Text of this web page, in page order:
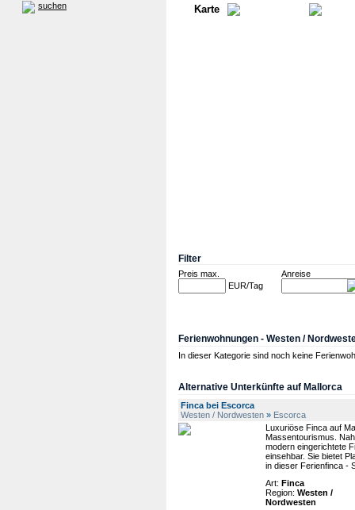
Karte
Filter
Preis max.
EUR/Tag
Anreise
Ferienwohnungen - Westen /
In dieser Kategorie sind noch keine
Alternative Unterkünfte auf Mallorca
Finca bei Escorca
Westen / Nordwesten » Escorca
Luxuriöse Finca auf
Massentourismus.
modern eingerichtete
einsehbar. Sie bietet
in dieser Ferienfinca -
Art: Finca
Region: Westen /
Nordwesten
suchen